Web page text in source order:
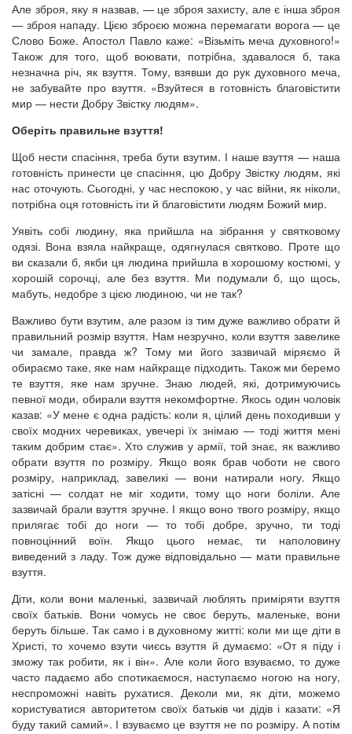
Але зброя, яку я назвав, — це зброя захисту, але є інша зброя
— зброя нападу. Цією зброєю можна перемагати ворога — це
Слово Боже. Апостол Павло каже: «Візьміть меча духовного!»
Також для того, щоб воювати, потрібна, здавалося б, така
незначна річ, як взуття. Тому, взявши до рук духовного меча,
не забувайте про взуття. «Взуйтеся в готовність благовістити
мир — нести Добру Звістку людям».
Оберіть правильне взуття!
Щоб нести спасіння, треба бути взутим. І наше взуття — наша
готовність принести це спасіння, цю Добру Звістку людям, які
нас оточують. Сьогодні, у час неспокою, у час війни, як ніколи,
потрібна оця готовність іти й благовістити людям Божий мир.
Уявіть собі людину, яка прийшла на зібрання у святковому
одязі. Вона взяла найкраще, одягнулася святково. Проте що
ви сказали б, якби ця людина прийшла в хорошому костюмі, у
хорошій сорочці, але без взуття. Ми подумали б, що щось,
мабуть, недобре з цією людиною, чи не так?
Важливо бути взутим, але разом із тим дуже важливо обрати й
правильний розмір взуття. Нам незручно, коли взуття завелике
чи замале, правда ж? Тому ми його зазвичай міряємо й
обираємо таке, яке нам найкраще підходить. Також ми беремо
те взуття, яке нам зручне. Знаю людей, які, дотримуючись
певної моди, обирали взуття некомфортне. Якось один чоловік
казав: «У мене є одна радість: коли я, цілий день походивши у
своїх модних черевиках, увечері їх знімаю — тоді життя мені
таким добрим стає». Хто служив у армії, той знає, як важливо
обрати взуття по розміру. Якщо вояк брав чоботи не свого
розміру, наприклад, завеликі — вони натирали ногу. Якщо
затісні — солдат не міг ходити, тому що ноги боліли. Але
зазвичай брали взуття зручне. І якщо воно твого розміру, якщо
прилягає тобі до ноги — то тобі добре, зручно, ти тоді
повноцінний воїн. Якщо цього немає, ти наполовину
виведений з ладу. Тож дуже відповідально — мати правильне
взуття.
Діти, коли вони маленькі, зазвичай люблять приміряти взуття
своїх батьків. Вони чомусь не своє беруть, маленьке, вони
беруть більше. Так само і в духовному житті: коли ми ще діти в
Христі, то хочемо взути чиєсь взуття й думаємо: «От я піду і
зможу так робити, як і він». Але коли його взуваємо, то дуже
часто падаємо або спотикаємося, наступаємо ногою на ногу,
неспроможні навіть рухатися. Деколи ми, як діти, можемо
користуватися авторитетом своїх батьків чи дідів і казати: «Я
буду такий самий». І взуваємо це взуття не по розміру. А потім